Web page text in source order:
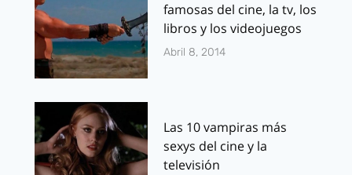
famosas del cine, la tv, los
libros y los videojuegos
Abril 8, 2014
Las 10 vampiras más
sexys del cine y la
televisión